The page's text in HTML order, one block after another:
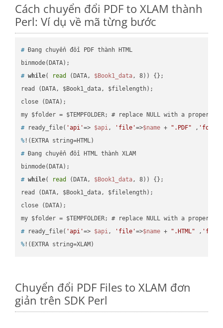
Cách chuyển đổi PDF to XLAM thành
Perl: Ví dụ về mã từng bước
# Đang chuyển đổi PDF thành HTML
# while( read (DATA, $Book1_data, 8)) {};
read (DATA, $Book1_data, $filelength);
close (DATA);
# ready_file( 'api'=> $api, 'file'=>$name + ".PDF" ,
% !(EXTRA string=HTML)
# Đang chuyển đổi HTML thành XLAM
# while( read (DATA, $Book1_data, 8)) {};
read (DATA, $Book1_data, $filelength);
close (DATA);
# ready_file( 'api'=> $api, 'file'=>$name + ".HTML" ,
% !(EXTRA string=XLAM)
Chuyển đổi PDF Files to XLAM đơn
giản trên SDK Perl